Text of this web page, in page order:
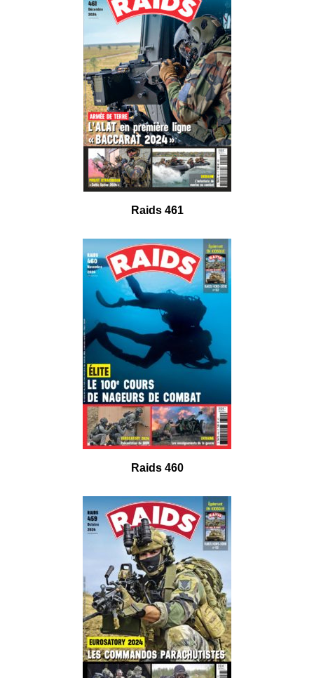
Raids 461
Raids 460